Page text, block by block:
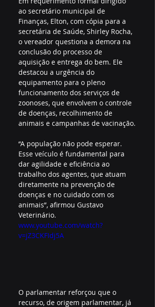
ao secretário municipal de
Finanças, Elton, com cópia para a
secretária de Saúde, Shirley Rocha,
o vereador questiona a demora na
conclusão do processo de
aquisição e entrega do bem. Ele
destacou a urgência do
equipamento para o pleno
funcionamento dos serviços de
zoonoses, que envolvem o controle
de doenças, recolhimento de
animais e campanhas de vacinação.
“A população não pode esperar.
Esse veículo é fundamental para
dar agilidade e eficiência ao
trabalho dos agentes, que atuam
diretamente na prevenção de
doenças e no cuidado com os
animais”, afirmou Gustavo
Veterinário.
www.youtube.com/watch?
v=jZ3CKFIdj5A
O parlamentar reforçou que o
recurso, de origem parlamentar, já